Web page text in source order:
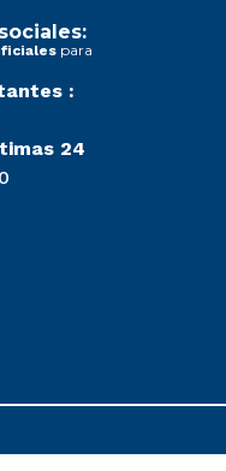
para
:
24